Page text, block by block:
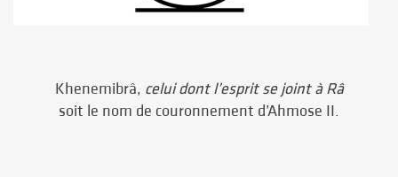
Khenemibrâ, celui dont l’esprit se joint à Râ
soit le nom de couronnement d’Ahmose II.